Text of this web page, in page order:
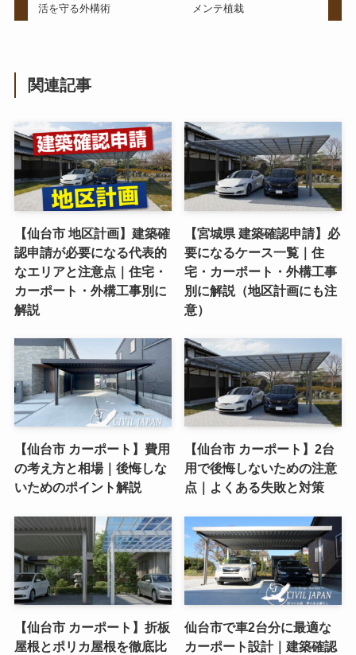
活を守る外構術 メンテ植栽
関連記事
【仙台市 地区計画】建築確
認申請が必要になる代表的
なエリアと注意点｜住宅・
カーポート・外構工事別に
解説
【宮城県 建築確認申請】必
要になるケース一覧｜住
宅・カーポート・外構工事
別に解説（地区計画にも注
意）
【仙台市 カーポート】費用
の考え方と相場｜後悔しな
いためのポイント解説
【仙台市 カーポート】2台
用で後悔しないための注意
点｜よくある失敗と対策
【仙台市 カーポート】折板
屋根とポリカ屋根を徹底比
仙台市で車2台分に最適な
カーポート設計｜建築確認